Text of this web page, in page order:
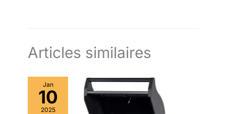
Articles similaires
Jan
10
2025